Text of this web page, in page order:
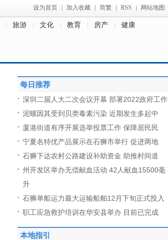
设为首页 加入收藏 简繁 RSS 网站地图
旅游 文化 教育 房产 健康
每日推荐
深圳二届人大二次会议开幕 部署2022政府工作
泥螺因其受到贝类毒素污染 近期发生多起中
厦港街道有序开展选举投票工作 保障居民民
宁夏名特优产品展示在石狮市举行 促进两地
石狮下达农村公路建设补助资金 助推村间道
州开发区举办无偿献血活动 42人献血15500毫
升
石狮单船运力最大运输船舶12月下旬正式投入
职工应急救护培训在华安县举办 目前已完成
本地指引